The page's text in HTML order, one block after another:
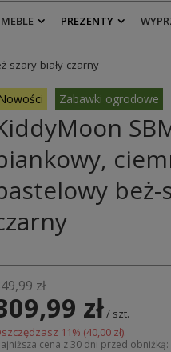
MEBLE PREZENTY
szary-biały-czarny
Nowości Zabawki ogrodowe
beż-
zł
zł/ szt.
11% (40,00 zł).
cena z 30 dni przed obniżką: